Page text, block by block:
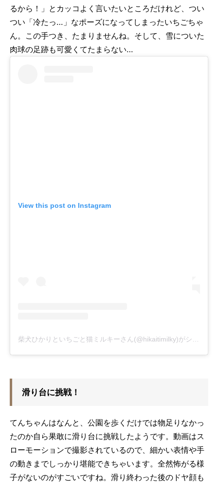
るから！」とカッコよく言いたいところだけれど、つい
つい「冷たっ…」なポーズになってしまったいちごちゃ
ん。この手つき、たまりませんね。そして、雪についた
肉球の足跡も可愛くてたまらない…
View this post on Instagram
柴犬ひかりといちごと猫ミルキーさん(@hikaitimilky)がシェアした投稿
滑り台に挑戦！
てんちゃんはなんと、公園を歩くだけでは物足りなかっ
たのか自ら果敢に滑り台に挑戦したようです。動画はス
ローモーションで撮影されているので、細かい表情や手
の動きまでしっかり堪能できちゃいます。全然怖がる様
子がないのがすごいですね。滑り終わった後のドヤ顔も